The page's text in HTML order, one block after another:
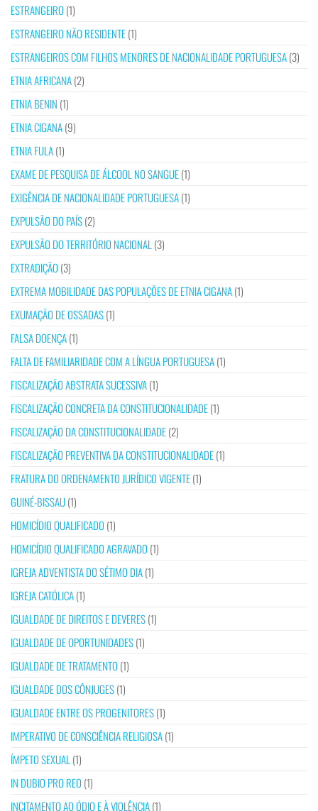
ESTRANGEIRO (1)
ESTRANGEIRO NÃO RESIDENTE(1)
ESTRANGEIROS COM FILHOS MENORES DE NACIONALIDADE PORTUGUESA(3)
ETNIA AFRICANA(2)
ETNIA BENIN (1)
ETNIA CIGANA(9)
ETNIA FULA(1)
EXAME DE PESQUISA DE ÁLCOOL NO SANGUE(1)
EXIGÊNCIA DE NACIONALIDADE PORTUGUESA(1)
EXPULSÃO DO PAÍS(2)
EXPULSÃO DO TERRITÓRIO NACIONAL (3)
EXTRADIÇÃO (3)
EXTREMA MOBILIDADE DAS POPULAÇÕES DE ETNIA CIGANA(1)
EXUMAÇÃO DE OSSADAS(1)
FALSA DOENÇA(1)
FALTA DE FAMILIARIDADE COM A LÍNGUA PORTUGUESA(1)
FISCALIZAÇÃO ABSTRATA SUCESSIVA(1)
FISCALIZAÇÃO CONCRETA DA CONSTITUCIONALIDADE(1)
FISCALIZAÇÃO DA CONSTITUCIONALIDADE(2)
FISCALIZAÇÃO PREVENTIVA DA CONSTITUCIONALIDADE(1)
FRATURA DO ORDENAMENTO JURÍDICO VIGENTE(1)
GUINÉ-BISSAU(1)
HOMICÍDIO QUALIFICADO (1)
HOMICÍDIO QUALIFICADO AGRAVADO (1)
IGREJA ADVENTISTA DO SÉTIMO DIA(1)
IGREJA CATÓLICA(1)
IGUALDADE DE DIREITOS E DEVERES(1)
IGUALDADE DE OPORTUNIDADES(1)
IGUALDADE DE TRATAMENTO (1)
IGUALDADE DOS CÔNJUGES(1)
IGUALDADE ENTRE OS PROGENITORES(1)
IMPERATIVO DE CONSCIÊNCIA RELIGIOSA(1)
ÍMPETO SEXUAL (1)
IN DUBIO PRO REO (1)
INCITAMENTO AO ÓDIO E À VIOLÊNCIA(1)